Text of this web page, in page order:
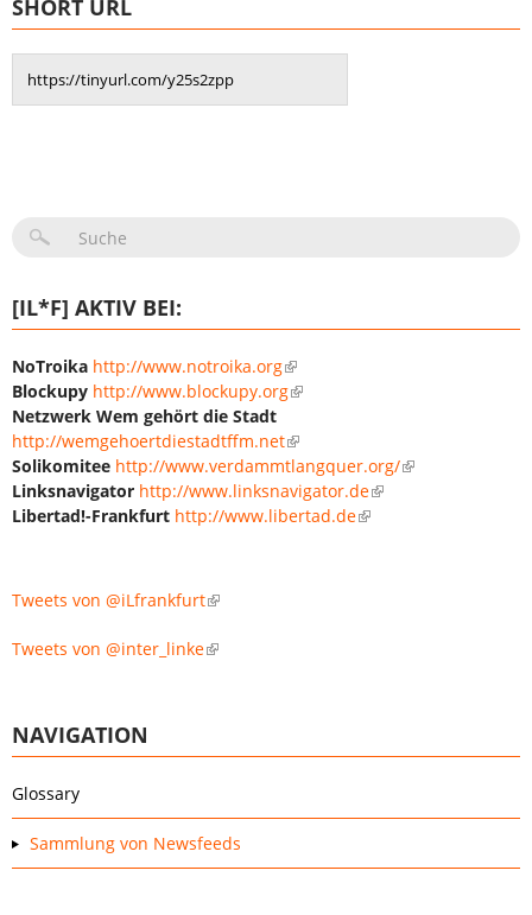
SHORT URL
SUCHFORMULAR
[IL*F] AKTIV BEI:
NoTroika http://www.notroika.org
Blockupy http://www.blockupy.org
Netzwerk Wem gehört die Stadt
http://wemgehoertdiestadtffm.net
Solikomitee http://www.verdammtlangquer.org/
Linksnavigator http://www.linksnavigator.de
Libertad!-Frankfurt http://www.libertad.de
Tweets von @iLfrankfurt
Tweets von @inter_linke
NAVIGATION
Glossary
Sammlung von Newsfeeds